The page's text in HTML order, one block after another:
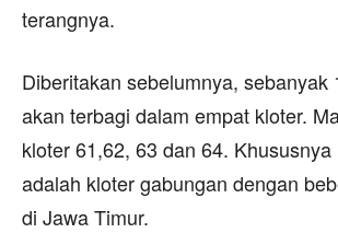
terangnya.
Diberitakan sebelumnya, sebanyak
akan terbagi dalam empat kloter.
kloter 61,62, 63 dan 64.
adalah kloter gabungan dengan
di Jawa Timur.